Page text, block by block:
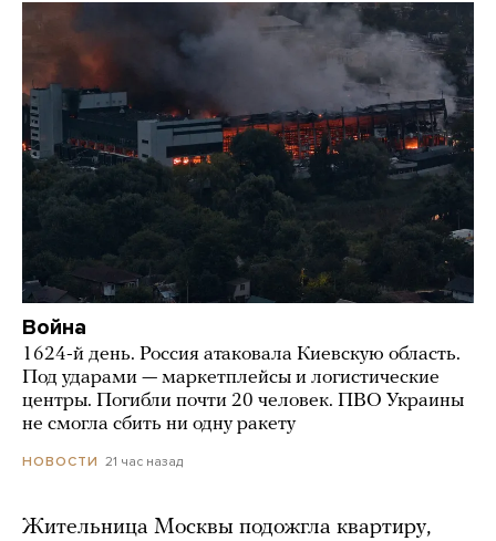
Война
1624-й день. Россия атаковала Киевскую область.
Под ударами — маркетплейсы и логистические
центры. Погибли почти 20 человек. ПВО Украины
не смогла сбить ни одну ракету
НОВОСТИ 21 час назад
Жительница Москвы подожгла квартиру,